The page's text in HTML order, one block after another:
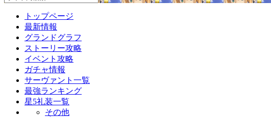
トップページ
最新情報
グランドグラフ
ストーリー攻略
イベント攻略
ガチャ情報
サーヴァント一覧
最強ランキング
星5礼装一覧
その他